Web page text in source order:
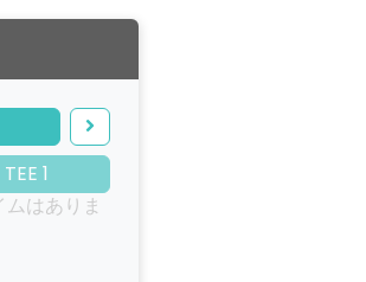
TEE 1
はありま